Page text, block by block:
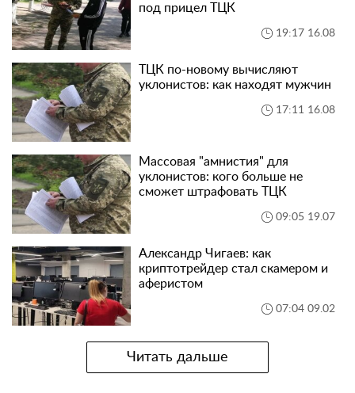
под прицел ТЦК
19:17 16.08
ТЦК по-новому вычисляют
уклонистов: как находят мужчин
17:11 16.08
Массовая "амнистия" для
уклонистов: кого больше не
сможет штрафовать ТЦК
09:05 19.07
Александр Чигаев: как
криптотрейдер стал скамером и
аферистом
07:04 09.02
Читать дальше